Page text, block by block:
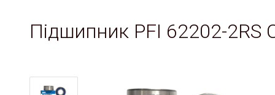
Підшипник PFI 62202-2RS